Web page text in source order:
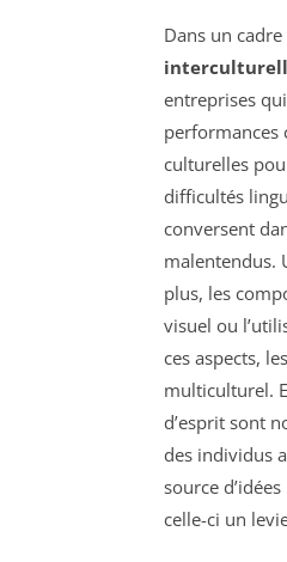
Dans un
entreprises
performances
culturelles
difficultés
conversent
malentendus.
plus, les
visuel ou
ces aspects,
multiculturel.
d’esprit sont
des individus
source
celle-ci un